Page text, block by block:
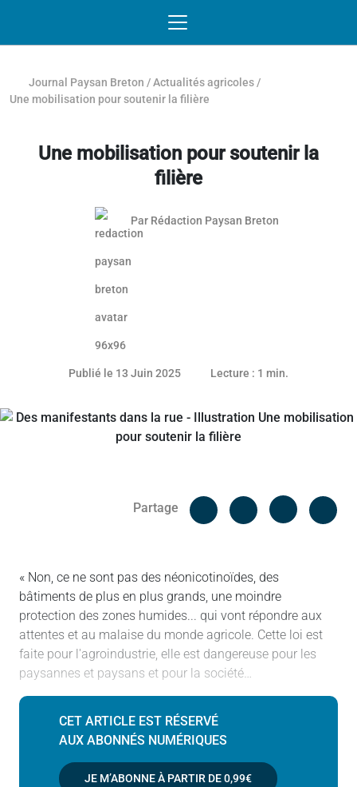
Journal Paysan Breton /Actualités agricoles /
Une mobilisation pour soutenir la filière
Une mobilisation pour soutenir la
filière
Article réservé aux abonnés
Par Rédaction Paysan Breton
Publié le 13 Juin 202512 juin 2025Lecture : 1 min.
Partage
Facebook
« Non, ce ne sont pas des néonicotinoïdes, des
bâtiments de plus en plus grands, une moindre
protection des zones humides... qui vont répondre aux
attentes et au malaise du monde agricole. Cette loi est
faite pour l'agroindustrie, elle est dangereuse pour les
paysannes et paysans et pour la société…
CET ARTICLE EST RÉSERVÉ
AUX ABONNÉS NUMÉRIQUES
JE M’ABONNE À PARTIR DE0,99€